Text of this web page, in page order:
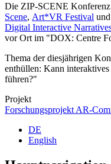
Die ZIP-SCENE
Scene, Art*VR Festival und
Digital Interactive
vor Ort im "DOX: Centre
Thema der diesjährigen
enthüllen: Kann
führen?"
Projekt
Forschungsprojekt AR-
DE
English